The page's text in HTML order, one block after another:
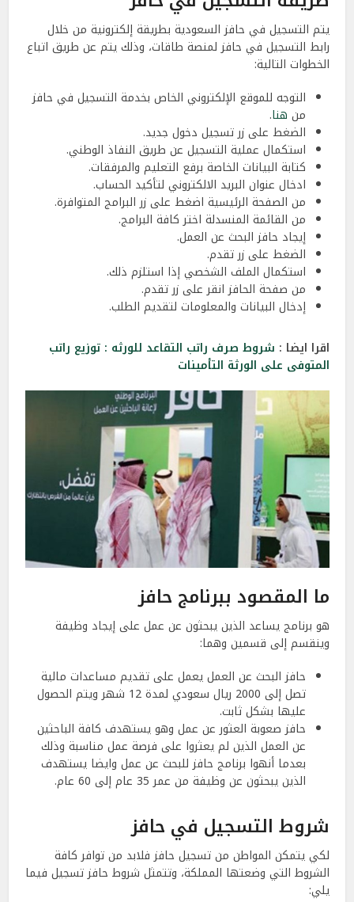
يتم التسجيل في حافز السعودية بطريقة إلكترونية من خلال
رابط التسجيل في حافز لمنصة طاقات، وذلك يتم عن طريق اتباع
الخطوات التالية:
التوجه للموقع الإلكتروني الخاص بخدمة التسجيل في حافز
من هنا.
الضغط على زر تسجيل دخول جديد.
استكمال عملية التسجيل عن طريق النفاذ الوطني.
كتابة البيانات الخاصة برفع التعليم والمرفقات.
ادخال عنوان البريد الالكتروني لتأكيد الحساب.
من الصفحة الرئيسية اضغط على زر البرامج المتوافرة.
من القائمة المنسدلة اختر كافة البرامج.
إيجاد حافز البحث عن العمل.
الضغط على زر تقدم.
استكمال الملف الشخصي إذا استلزم ذلك.
من صفحة الحافز انقر على زر تقدم.
إدخال البيانات والمعلومات لتقديم الطلب.
اقرا ايضا : شروط صرف راتب التقاعد للورثه : توزيع راتب
المتوفى على الورثة التأمينات
ما المقصود ببرنامج حافز
هو برنامج يساعد الذين يبحثون عن عمل على إيجاد وظيفة
وينقسم إلى قسمين وهما:
حافز البحث عن العمل يعمل على تقديم مساعدات مالية
تصل إلى 2000 ريال سعودي لمدة 12 شهر ويتم الحصول
عليها بشكل ثابت.
حافز صعوبة العثور عن عمل وهو يستهدف كافة الباحثين
عن العمل الذين لم يعثروا على فرصة عمل مناسبة وذلك
بعدما أنهوا برنامج حافز للبحث عن عمل وايضا يستهدف
الذين يبحثون عن وظيفة من عمر 35 عام إلى 60 عام.
شروط التسجيل في حافز
لكي يتمكن المواطن من تسجيل حافز فلابد من توافر كافة
الشروط التي وضعتها المملكة، وتتمثل شروط حافز تسجيل فيما
يلي: